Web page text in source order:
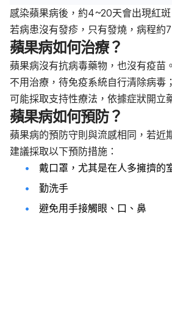
感染蘋果病後，約4~20天會出現紅斑
若病患沒有發疹，只有發燒，病程約
蘋果病如何治療？
蘋果病沒有抗病毒藥物，也沒有疫苗
不用治療，待免疫系統自行清除病毒
可能採取支持性療法，依據症狀開立
蘋果病如何預防？
蘋果病的預防守則與流感相同，若近
建議採取以下預防措施：
戴口罩，尤其是在人多擁擠的
勤洗手
避免用手接觸眼、口、鼻